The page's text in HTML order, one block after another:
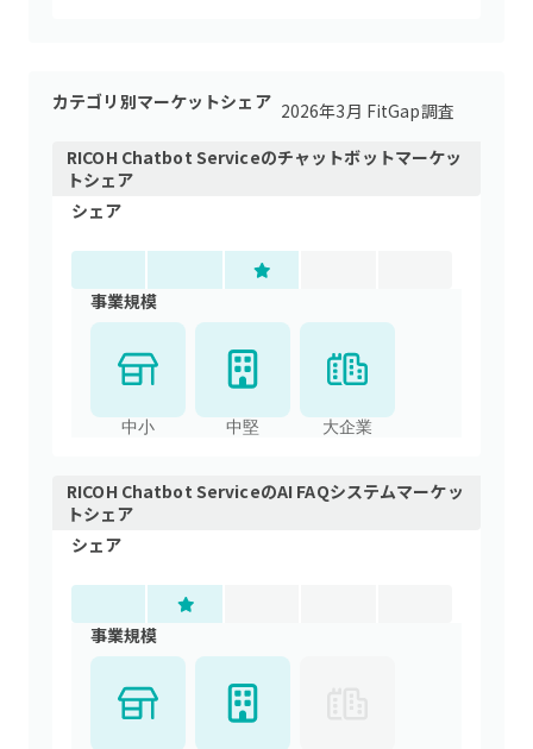
カテゴリ別マーケットシェア 2026年3月 FitGap調査
RICOH Chatbot Serviceのチャットボットマーケッ
トシェア
シェア
事業規模
中小 中堅 大企業
RICOH Chatbot ServiceのAI FAQシステムマーケッ
トシェア
シェア
事業規模